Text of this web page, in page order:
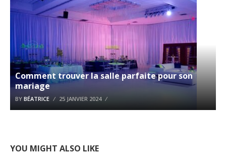
Comment trouver la salle parfaite pour son
mariage
BY BÉATRICE 25 JANVIER 2024
YOU MIGHT ALSO LIKE